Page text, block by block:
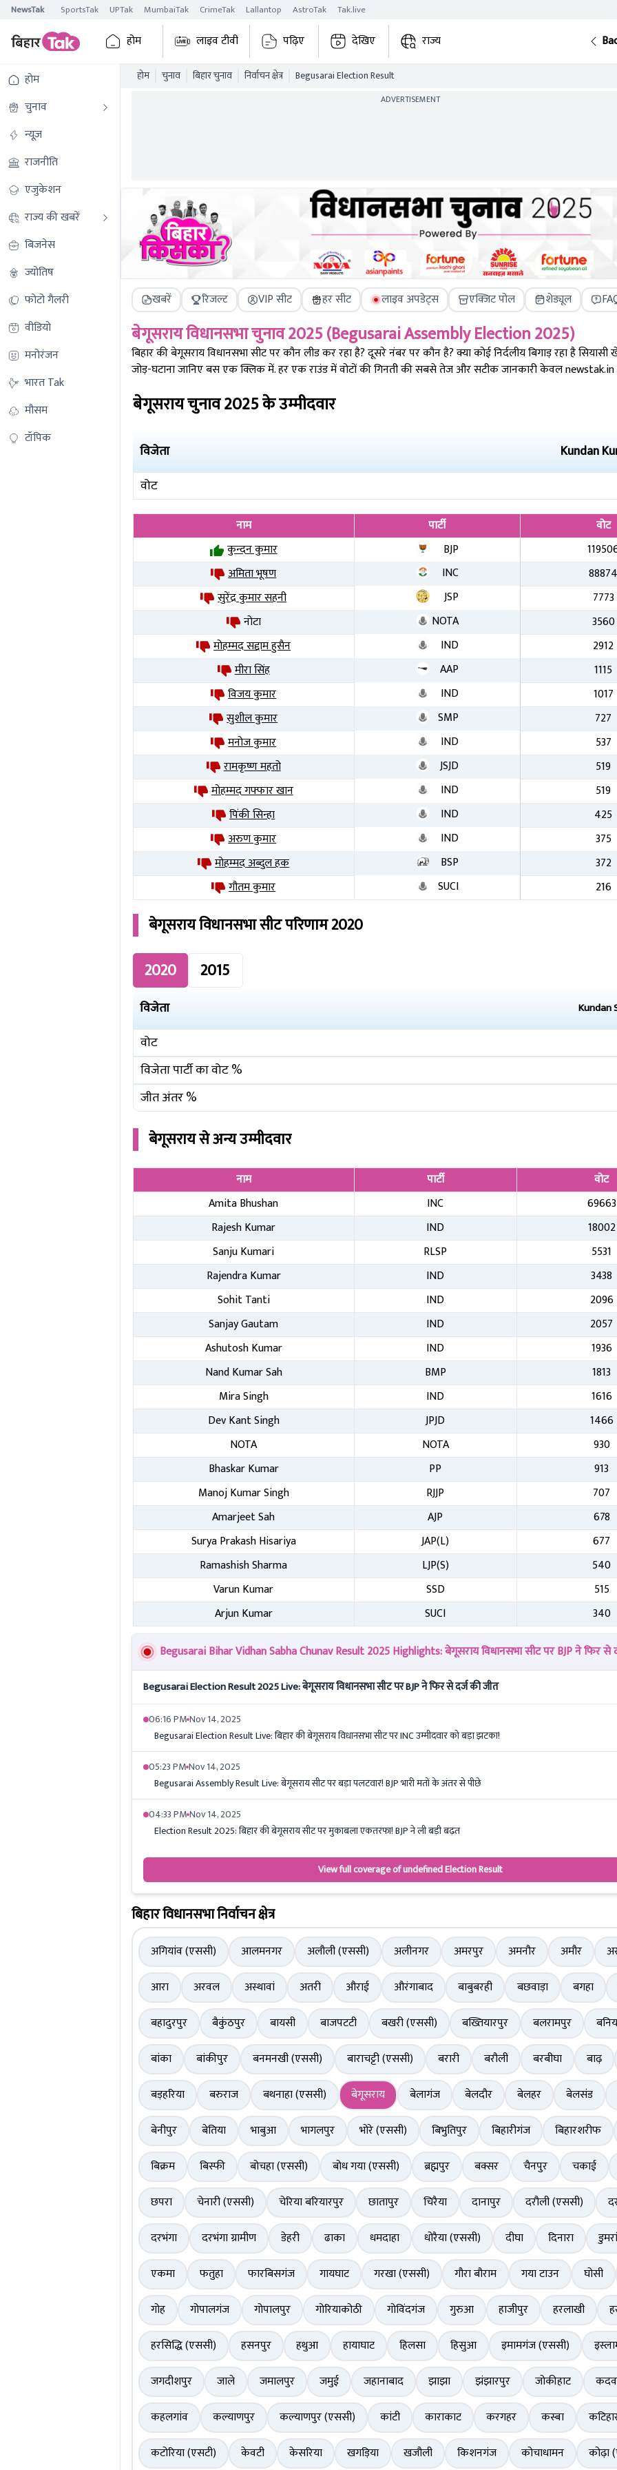
NewsTak SportsTak UPTak MumbaiTak CrimeTak Lallantop AstroTak Tak.live
होम लाइव टीवी पढ़िए देखिए राज्य
होम
चुनाव
न्यूज़
राजनीति
एजुकेशन
राज्य की खबरें
बिजनेस
ज्योतिष
फोटो गैलरी
वीडियो
मनोरंजन
भारत Tak
मौसम
टॉपिक
होम चुनाव बिहार चुनाव निर्वाचन क्षेत्र Begusarai Election Result
ADVERTISEMENT
खबरें रिजल्ट VIP सीट हर सीट लाइव अपडेट्स एक्जिट पोल शेड्यूल
बेगूसरायविधानसभा चुनाव 2025 (BegusaraiAssembly Election 2025)
बिहार कीबेगूसरायविधानसभा सीट पर कौन लीड कर रहा है? दूसरे नंबर पर कौन है? क्या कोई निर्दलीय बिगाड़ रहा है सियासी
जोड़-घटाना जानिए बस एक क्लिक में. हर एक राउंड में वोटों की गिनती की सबसे तेज और सटीक जानकारी केवल
बेगूसरायचुनाव2025के उम्मीदवार
विजेता Kundan
वोट
नाम पार्टी
वोट
कुन्दन कुमार
BJP
अमिता भूषण
INC
88874
सुरेंद्र कुमार सहनी
JSP
7773
नोटा
NOTA
3560
मोहम्मद सद्दाम हुसैन
IND
2912
मीरा सिंह
AAP
1115
विजय कुमार
IND
1017
सुशील कुमार
SMP
727
मनोज कुमार
IND
537
रामकृष्ण महतो
JSJD
519
मोहम्मद गफ्फार खान
IND
519
पिंकी सिन्हा
IND
425
अरुण कुमार
IND
375
मोहम्मद अब्दुल हक
BSP
372
गौतम कुमार
SUCI 216
बेगूसरायविधानसभा सीट परिणाम2020
2020
2015
विजेता Kundan
वोट
विजेता पार्टी का वोट %
जीत अंतर %
बेगूसरायसे अन्य उम्मीदवार
नाम पार्टी
वोट
Amita Bhushan
INC
69663
Rajesh Kumar
IND
18002
Sanju Kumari
RLSP
5531
Rajendra Kumar
IND
3438
Sohit Tanti
IND
2096
Sanjay Gautam
IND
2057
Ashutosh Kumar
IND
1936
Nand Kumar Sah
BMP
1813
Mira Singh
IND
1616
Dev Kant Singh
JPJD
1466
NOTA
NOTA
930
Bhaskar Kumar
PP
913
Manoj Kumar Singh
RJJP
707
Amarjeet Sah
AJP
678
Surya Prakash Hisariya
JAP(L)
677
Ramashish Sharma
LJP(S)
540
Varun Kumar
SSD
515
Arjun Kumar
SUCI 340
Begusarai Bihar Vidhan Sabha Chunav Result 2025 Highlights: बेगूसराय विधानसभा सीट पर BJP ने फिर से
Begusarai Election Result 2025 Live: बेगूसराय विधानसभा सीट पर BJP ने फिर से दर्ज की जीत
06:16 PMNov 14, 2025
Begusarai Election Result Live: बिहार की बेगूसराय विधानसभा सीट पर INC उम्मीदवार को बड़ा झटका!
05:23 PMNov 14, 2025
Begusarai Assembly Result Live: बेगूसराय सीट पर बड़ा पलटवार! BJP भारी मतों के अंतर से पीछे
04:33 PMNov 14, 2025
Election Result 2025: बिहार की बेगूसराय सीट पर मुकाबला एकतरफा! BJP ने ली बड़ी बढ़त
View full coverage of undefined Election Result
बिहार विधानसभा निर्वाचन क्षेत्र
अगियांव (एससी) आलमनगर अलौली (एससी) अलीनगर अमरपुर अमनौर अमौर
आरा
अरवल अस्थावां अतरी औराई औरंगाबाद बाबुबरही बछवाड़ा बगहा
बहादुरपुर
बैकुंठपुर बायसी बाजपटटी बखरी (एससी) बख्तियारपुर बलरामपुर
बांका
बांकीपुर बनमनखी (एससी) बाराचट्टी (एससी) बरारी बरौली बरबीघा बाढ़
बड़हरिया
बरुराज बथनाहा (एससी) बेगूसराय बेलागंज बेलदौर बेलहर बेलसंड
बेनीपुर
बेतिया भाबुआ भागलपुर भोरे (एससी) बिभुतिपुर बिहारीगंज बिहारशरीफ
बिक्रम
बिस्फी बोचहा (एससी) बोध गया (एससी) ब्रह्मपुर बक्सर चैनपुर चकाई
छपरा
चेनारी (एससी) चेरिया बरियारपुर छातापुर चिरैया दानापुर दरौली (एससी)
दरभंगा
दरभंगा ग्रामीण डेहरी ढाका धमदाहा धोरैया (एससी) दीघा दिनारा
एकमा
फतुहा फारबिसगंज गायघाट गरखा (एससी) गौरा बौराम गया टाउन घोसी
गोह
गोपालगंज गोपालपुर गोरियाकोठी गोविंदगंज गुरुआ हाजीपुर हरलाखी
हरसिद्धि (एससी)
हसनपुर हथुआ हायाघाट हिलसा हिसुआ इमामगंज (एससी)
जगदीशपुर
जाले जमालपुर जमुई जहानाबाद झाझा झंझारपुर जोकीहाट
कहलगांव
कल्याणपुर कल्याणपुर (एससी) कांटी काराकाट करगहर कस्बा
कटोरिया (एसटी)
केवटी केसरिया खगड़िया खजौली किशनगंज कोचाधामन कोढ़ा